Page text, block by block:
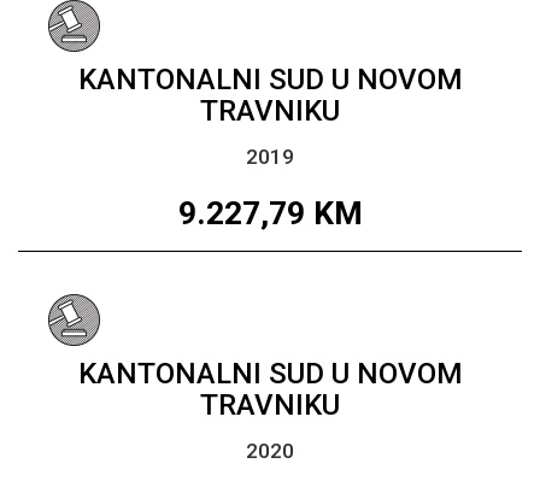
KANTONALNI SUD U NOVOM
TRAVNIKU
2019
9.227,79 KM
KANTONALNI SUD U NOVOM
TRAVNIKU
2020